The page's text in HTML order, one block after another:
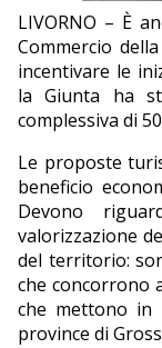
LIVORNO – È
Commercio
incentivare le
la Giunta ha
complessiva di
Le proposte
beneficio
Devono
valorizzazione
del territorio:
che concorrono
che mettono in
province di